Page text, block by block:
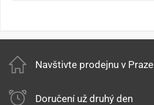
Navštivte prodejnu v Praze
Doručení už druhý den